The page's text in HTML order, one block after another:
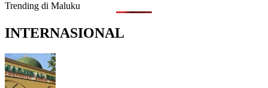
Trending di Maluku
INTERNASIONAL